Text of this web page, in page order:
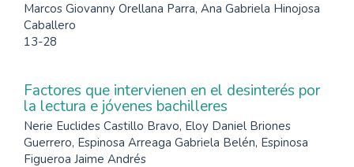
Marcos Giovanny Orellana Parra, Ana Gabriela Hinojosa
Caballero
13-28
Factores que intervienen en el desinterés por
la lectura e jóvenes bachilleres
Nerie Euclides Castillo Bravo, Eloy Daniel Briones
Guerrero, Espinosa Arreaga Gabriela Belén, Espinosa
Figueroa Jaime Andrés